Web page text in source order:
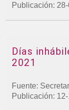
Publicación:
Días
2021
Fuente:
Publicación: